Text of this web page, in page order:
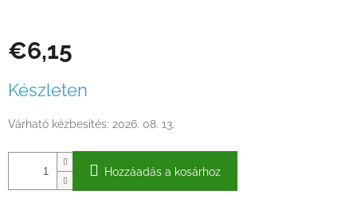
€6,15
Készleten
Várható kézbesítés: 2026. 08. 13.
Hozzáadás a kosárhoz